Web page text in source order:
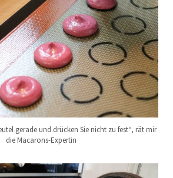
gerade und drücken Sie nicht zu fest“, rät mir
die Macarons-Expertin